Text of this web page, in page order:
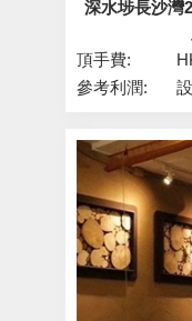
深水埗長沙灣
頂手費:
參考利潤: